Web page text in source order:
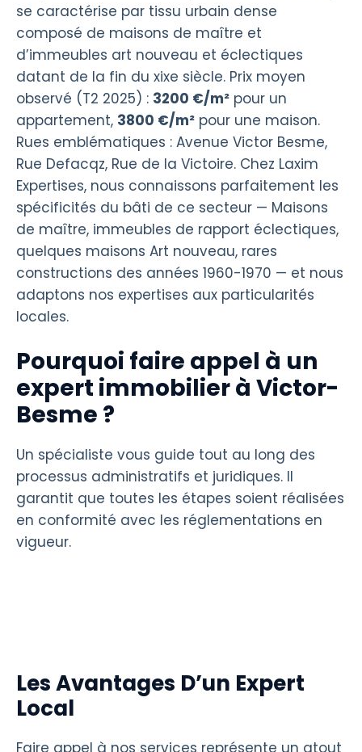
se caractérise par tissu urbain dense
composé de maisons de maître et
d’immeubles art nouveau et éclectiques
datant de la fin du xixe siècle. Prix moyen
observé (T2 2025) : 3200 €/m² pour un
appartement, 3800 €/m² pour une maison.
Rues emblématiques : Avenue Victor Besme,
Rue Defacqz, Rue de la Victoire. Chez Laxim
Expertises, nous connaissons parfaitement les
spécificités du bâti de ce secteur — Maisons
de maître, immeubles de rapport éclectiques,
quelques maisons Art nouveau, rares
constructions des années 1960-1970 — et nous
adaptons nos expertises aux particularités
locales.
Pourquoi faire appel à un
expert immobilier à Victor-
Besme ?
Un spécialiste vous guide tout au long des
processus administratifs et juridiques. Il
garantit que toutes les étapes soient réalisées
en conformité avec les réglementations en
vigueur.
Les Avantages D’un Expert
Local
Faire appel à nos services représente un atout